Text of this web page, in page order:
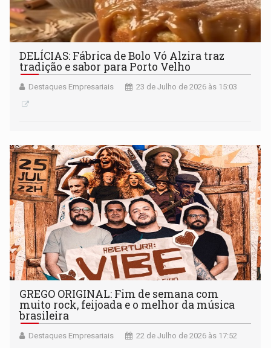
DELÍCIAS: Fábrica de Bolo Vó Alzira traz
tradição e sabor para Porto Velho
Destaques Empresariais 23 de Julho de 2026 às 15:03
GREGO ORIGINAL: Fim de semana com
muito rock, feijoada e o melhor da música
brasileira
Destaques Empresariais 22 de Julho de 2026 às 17:52